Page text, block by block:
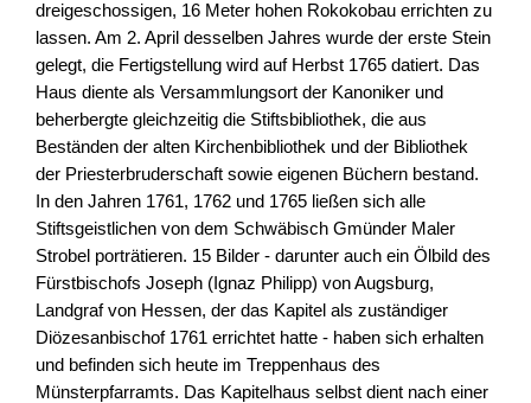
dreigeschossigen, 16 Meter hohen Rokokobau errichten zu
lassen. Am 2. April desselben Jahres wurde der erste Stein
gelegt, die Fertigstellung wird auf Herbst 1765 datiert. Das
Haus diente als Versammlungsort der Kanoniker und
beherbergte gleichzeitig die Stiftsbibliothek, die aus
Beständen der alten Kirchenbibliothek und der Bibliothek
der Priesterbruderschaft sowie eigenen Büchern bestand.
In den Jahren 1761, 1762 und 1765 ließen sich alle
Stiftsgeistlichen von dem Schwäbisch Gmünder Maler
Strobel porträtieren. 15 Bilder - darunter auch ein Ölbild des
Fürstbischofs Joseph (Ignaz Philipp) von Augsburg,
Landgraf von Hessen, der das Kapitel als zuständiger
Diözesanbischof 1761 errichtet hatte - haben sich erhalten
und befinden sich heute im Treppenhaus des
Münsterpfarramts. Das Kapitelhaus selbst dient nach einer